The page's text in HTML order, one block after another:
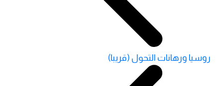
روسيا ورهانات التحول (قريبا)